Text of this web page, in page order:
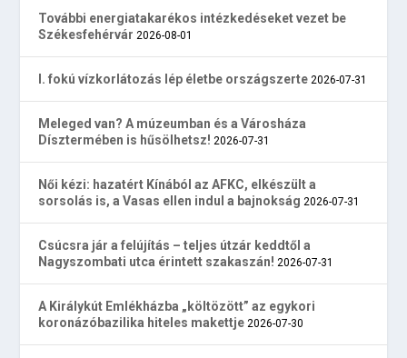
További energiatakarékos intézkedéseket vezet be
Székesfehérvár 2026-08-01
I. fokú vízkorlátozás lép életbe országszerte 2026-07-31
Meleged van? A múzeumban és a Városháza
Dísztermében is hűsölhetsz! 2026-07-31
Női kézi: hazatért Kínából az AFKC, elkészült a
sorsolás is, a Vasas ellen indul a bajnokság 2026-07-31
Csúcsra jár a felújítás – teljes útzár keddtől a
Nagyszombati utca érintett szakaszán! 2026-07-31
A Királykút Emlékházba „költözött” az egykori
koronázóbazilika hiteles makettje 2026-07-30